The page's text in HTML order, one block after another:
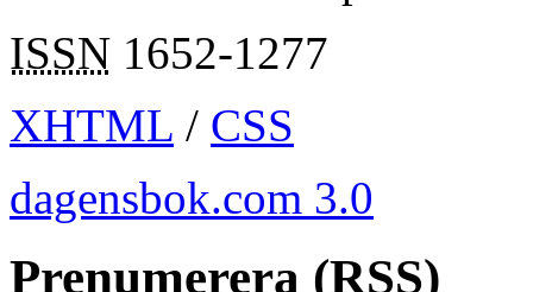
ISSN 1652-1277
XHTML / CSS
dagensbok.com 3.0
Prenumerera (RSS)